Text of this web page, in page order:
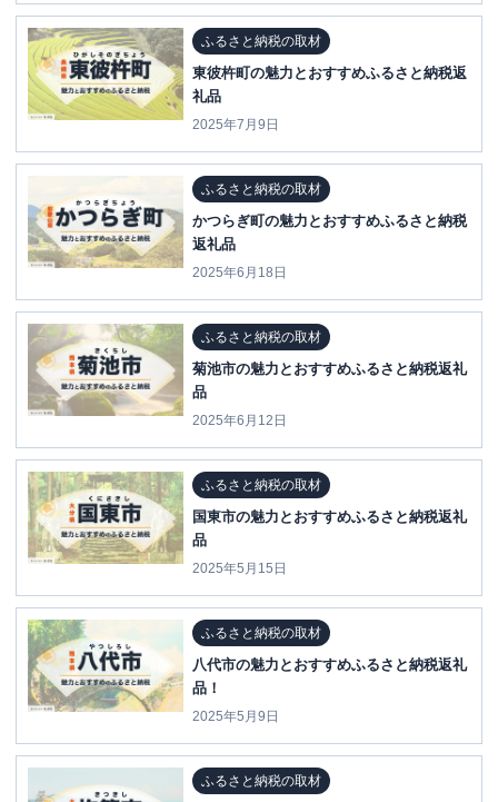
ふるさと納税の取材
東彼杵町の魅力とおすすめふるさと納税返
礼品
2025年7月9日
ふるさと納税の取材
かつらぎ町の魅力とおすすめふるさと納税
返礼品
2025年6月18日
ふるさと納税の取材
菊池市の魅力とおすすめふるさと納税返礼
品
2025年6月12日
ふるさと納税の取材
国東市の魅力とおすすめふるさと納税返礼
品
2025年5月15日
ふるさと納税の取材
八代市の魅力とおすすめふるさと納税返礼
品！
2025年5月9日
ふるさと納税の取材